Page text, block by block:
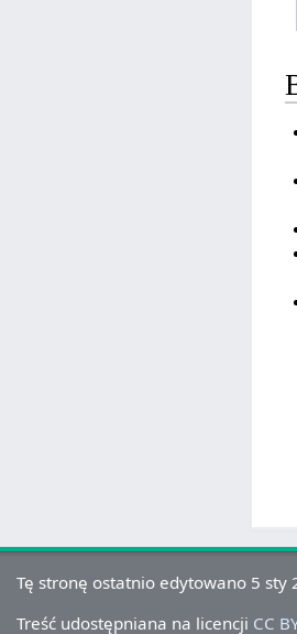
Tę stronę ostatnio edytowano 5 sty
Treść udostępniana na licencji CC